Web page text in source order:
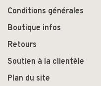
Conditions générales
Boutique infos
Retours
Soutien à la clientèle
Plan du site